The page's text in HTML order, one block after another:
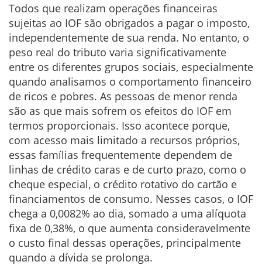
Todos que realizam operações financeiras
sujeitas ao IOF são obrigados a pagar o imposto,
independentemente de sua renda. No entanto, o
peso real do tributo varia significativamente
entre os diferentes grupos sociais, especialmente
quando analisamos o comportamento financeiro
de ricos e pobres. As pessoas de menor renda
são as que mais sofrem os efeitos do IOF em
termos proporcionais. Isso acontece porque,
com acesso mais limitado a recursos próprios,
essas famílias frequentemente dependem de
linhas de crédito caras e de curto prazo, como o
cheque especial, o crédito rotativo do cartão e
financiamentos de consumo. Nesses casos, o IOF
chega a 0,0082% ao dia, somado a uma alíquota
fixa de 0,38%, o que aumenta consideravelmente
o custo final dessas operações, principalmente
quando a dívida se prolonga.